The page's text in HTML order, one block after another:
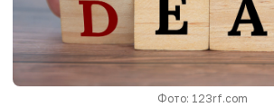
Фото: 123rf.com